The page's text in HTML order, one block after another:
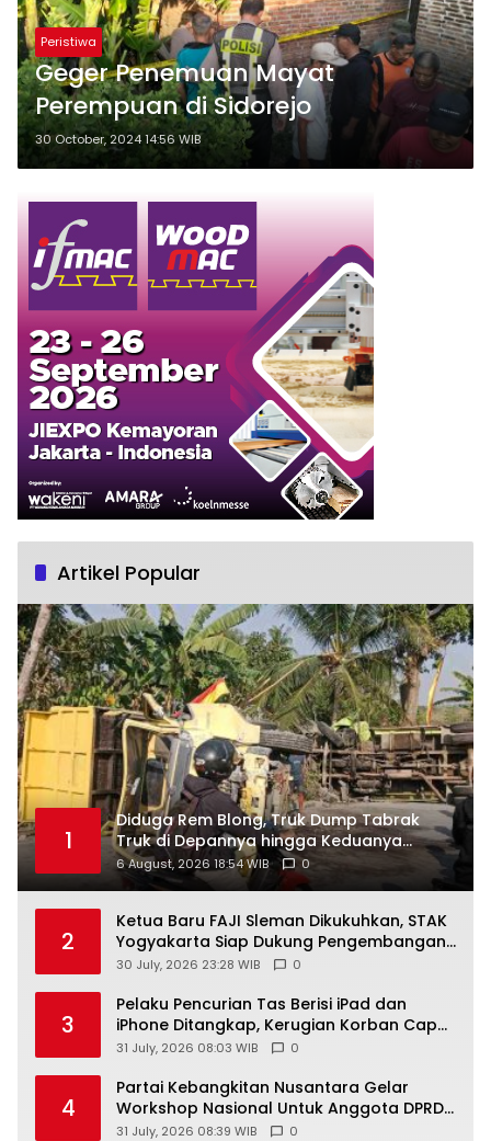
Peristiwa
Geger Penemuan Mayat
Perempuan di Sidorejo
30 October, 2024 14:56 WIB
Artikel Popular
1
Diduga Rem Blong, Truk Dump Tabrak
Truk di Depannya hingga Keduanya
Terguling di Patuk
6 August, 2026 18:54 WIB 0
2
Ketua Baru FAJI Sleman Dikukuhkan, STAK
Yogyakarta Siap Dukung Pengembangan
Arung Jeram DIY
30 July, 2026 23:28 WIB 0
3
Pelaku Pencurian Tas Berisi iPad dan
iPhone Ditangkap, Kerugian Korban Capai
Rp25 Juta
31 July, 2026 08:03 WIB 0
4
Partai Kebangkitan Nusantara Gelar
Workshop Nasional Untuk Anggota DPRD
Kabupaten/Kota di Yogyakarta
31 July, 2026 08:39 WIB 0